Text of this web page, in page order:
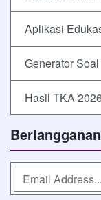
Aplikasi
Generator
Hasil TKA
Berlangganan